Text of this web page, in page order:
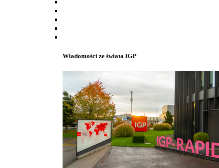
Wiadomości ze świata IGP